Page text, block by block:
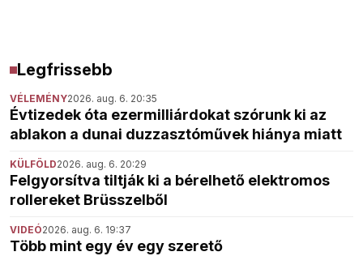
Legfrissebb
VÉLEMÉNY2026. aug. 6. 20:35
Évtizedek óta ezermilliárdokat szórunk ki az
ablakon a dunai duzzasztóművek hiánya miatt
KÜLFÖLD2026. aug. 6. 20:29
Felgyorsítva tiltják ki a bérelhető elektromos
rollereket Brüsszelből
VIDEÓ2026. aug. 6. 19:37
Több mint egy év egy szerető